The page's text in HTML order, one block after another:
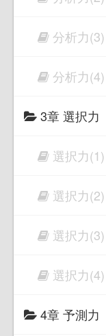
分析力
分析力
3章 選択力
選択力
選択力
選択力
選択力
4章 予測力